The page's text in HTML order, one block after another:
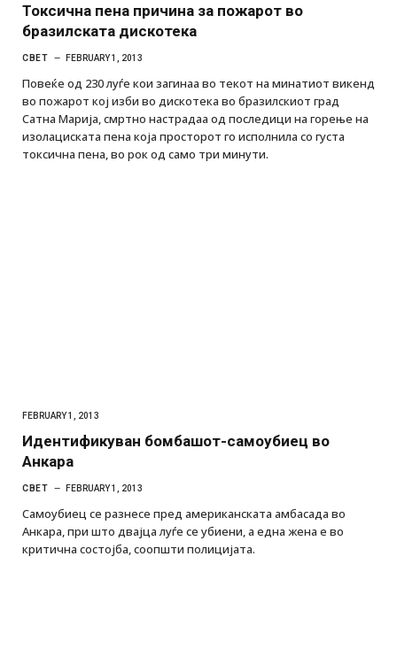
Токсична пена причина за пожарот во
бразилската дискотека
СВЕТ FEBRUARY 1, 2013
Повеќе од 230 луѓе кои загинаа во текот на минатиот викенд
во пожарот кој изби во дискотека во бразилскиот град
Сатна Марија, смртно настрадаа од последици на горење на
изолациската пена која просторот го исполнила со густа
токсична пена, во рок од само три минути.
FEBRUARY 1, 2013
Идентификуван бомбашот-самоубиец во
Анкара
СВЕТ FEBRUARY 1, 2013
Самоубиец се разнесе пред американската амбасада во
Анкара, при што двајца луѓе се убиени, а една жена е во
критична состојба, соопшти полицијата.